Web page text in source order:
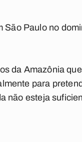
São Paulo no
da Amazônia
para
não esteja